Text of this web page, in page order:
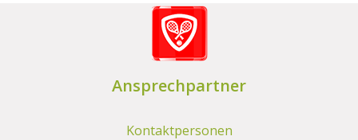
Ansprechpartner
Kontaktpersonen